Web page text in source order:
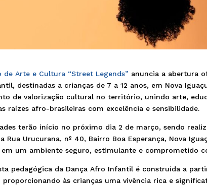
de Arte e Cultura “Street Legends” anuncia a abertura
destinadas a crianças de 7 a 12 anos, em Nova
de valorização cultural no território, unindo arte,
raízes afro-brasileiras com excelência e sensibilidade.
terão início no próximo dia 2 de março, sendo
Rua Urucurana, nº 40, Bairro Boa Esperança, Nova
em um ambiente seguro, estimulante e comprometido
pedagógica da Dança Afro Infantil é construída a
proporcionando às crianças uma vivência rica e